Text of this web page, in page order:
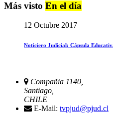
Más visto En el día
12 Octubre 2017
Noticiero Judicial: Cápsula
Compañia 1140,
Santiago,
CHILE
E-Mail: tvpjud@pjud.cl